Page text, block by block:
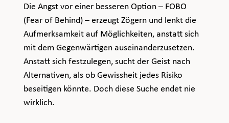
Die Angst vor einer besseren Option – FOBO
(Fear of Behind) – erzeugt Zögern und lenkt die
Aufmerksamkeit auf Möglichkeiten, anstatt sich
mit dem Gegenwärtigen auseinanderzusetzen.
Anstatt sich festzulegen, sucht der Geist nach
Alternativen, als ob Gewissheit jedes Risiko
beseitigen könnte. Doch diese Suche endet nie
wirklich.